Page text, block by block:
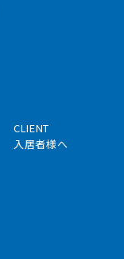
CLIENT
入居者様へ